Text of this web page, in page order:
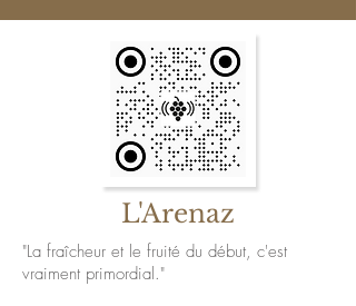
L'Arenaz
"La fraîcheur et le fruité du début, c'est
vraiment primordial."